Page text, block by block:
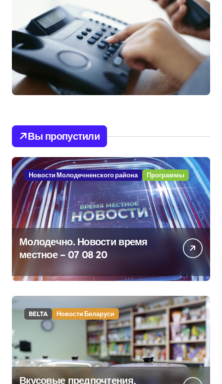
Вы пропустили
Новости Молодечненского района Программы
Молодечно. Новости время
местное – 07 08 20
BELTA Новости Беларуси
Вкусовые предпочтения,